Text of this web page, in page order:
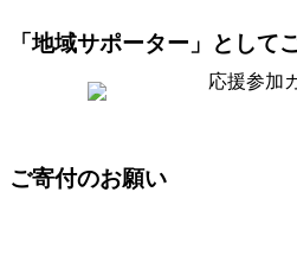
「地域サポーター」として
ご寄付のお願い